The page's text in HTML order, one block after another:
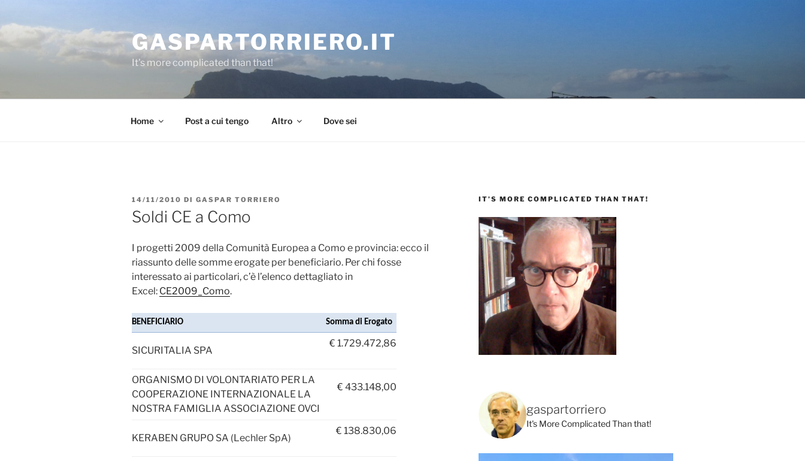
contenuto
GASPARTORRIERO.IT
It's more complicated than that!
Home Post a cui tengo Altro Dove sei
PUBBLICATO
IL
14/11/2010 DI GASPAR TORRIERO
Soldi CE a Como
I progetti 2009 della Comunità Europea a Como e provincia: ecco il
riassunto delle somme erogate per beneficiario. Per chi fosse
interessato ai particolari, c’è l’elenco dettagliato in
Excel: CE2009_Como.
BENEFICIARIO Somma di Erogato
SICURITALIA SPA
€ 1.729.472,86
ORGANISMO DI VOLONTARIATO PER LA
COOPERAZIONE INTERNAZIONALE LA
NOSTRA FAMIGLIA ASSOCIAZIONE OVCI
€ 433.148,00
KERABEN GRUPO SA (Lechler SpA)
€ 138.830,06
IT’S MORE COMPLICATED THAN THAT!
gaspartorriero
It's More Complicated Than that!